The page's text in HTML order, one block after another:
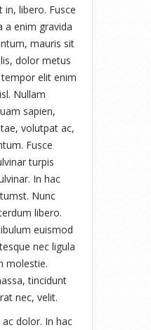
in, libero. Fusce
a enim gravida
mauris sit
dolor metus
elit enim
Nullam
sapien,
volutpat ac,
Fusce
turpis
In hac
Nunc
libero.
euismod
nec ligula
molestie.
tincidunt
nec, velit.
dolor. In hac